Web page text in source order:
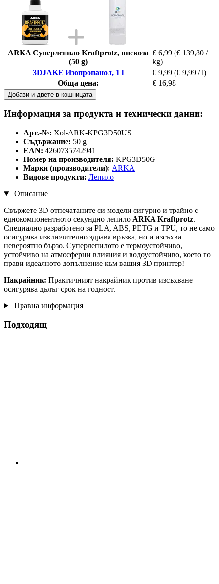
ARKA Суперлепило Kraftprotz, вискоза
(50 g)
€ 6,99 (€ 139,80 /
kg)
3DJAKE Изопропанол, 1 l
€ 9,99 (€ 9,99 / l)
Обща цена:
€ 16,98
Добави и двете в кошницата
Информация за продукта и технически данни:
Арт.-№: Xol-ARK-KPG3D50US
Съдържание: 50 g
EAN: 4260735742941
Номер на производителя: KPG3D50G
Марки (производители): ARKA
Видове продукти: Лепило
Описание
Свържете 3D отпечатаните си модели сигурно и трайно с
еднокомпонентното секундно лепило ARKA Kraftprotz.
Специално разработено за PLA, ABS, PETG и TPU, то не само
осигурява изключително здрава връзка, но и изсъхва
невероятно бързо. Суперлепилото е термоустойчиво,
устойчиво на атмосферни влияния и водоустойчиво, което го
прави идеалното допълнение към вашия 3D принтер!
Накрайник: Практичният накрайник против изсъхване
осигурява дълъг срок на годност.
Правна информация
Подходящ